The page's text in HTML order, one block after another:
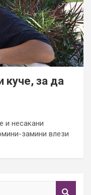
куче, за да
и несакани
замини влези